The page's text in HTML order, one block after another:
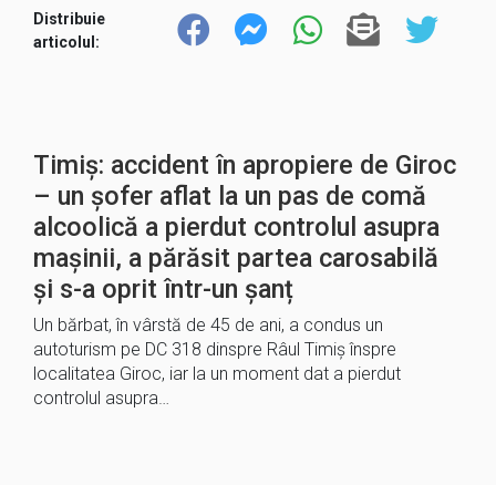
Distribuie
articolul:
Timiș: accident în apropiere de Giroc
– un șofer aflat la un pas de comă
alcoolică a pierdut controlul asupra
mașinii, a părăsit partea carosabilă
și s-a oprit într-un șanț
Un bărbat, în vârstă de 45 de ani, a condus un
autoturism pe DC 318 dinspre Râul Timiș înspre
localitatea Giroc, iar la un moment dat a pierdut
controlul asupra…